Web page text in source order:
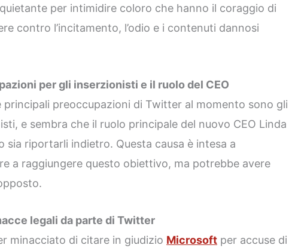
per intimidire coloro che hanno il coraggio di
contro l’incitamento, l’odio e i contenuti dannosi
per gli inserzionisti e il ruolo del CEO
principali preoccupazioni di Twitter al momento sono gli
e sembra che il ruolo principale del nuovo CEO Linda
sia riportarli indietro. Questa causa è intesa a
a raggiungere questo obiettivo, ma potrebbe avere
legali da parte di Twitter
minacciato di citare in giudizio Microsoft per accuse di